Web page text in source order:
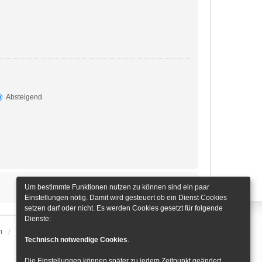
Absteigend
Um bestimmte Funktionen nutzen zu können sind ein paar
Einstellungen nötig. Damit wird gesteuert ob ein Dienst Cookies
setzen darf oder nicht. Es werden Cookies gesetzt für folgende
Dienste:
Technisch notwendige Cookies.